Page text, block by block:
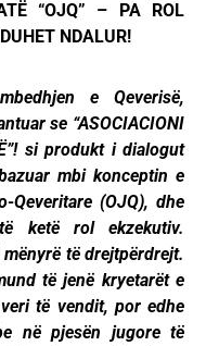
“OJQ” – PA ROL
NDALUR!
e Qeverisë,
se “ASOCIACIONI
si produkt i dialogut
mbi konceptin e
(OJQ), dhe
ketë rol ekzekutiv.
të drejtpërdrejt.
të jenë kryetarët e
të vendit, por edhe
në pjesën jugore të